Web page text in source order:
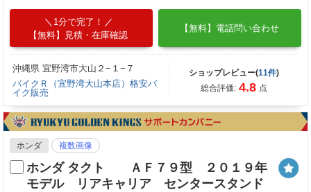
1分で完了！
【無料】見積・在庫確認
【無料】電話問い合わせ
沖縄県 宜野湾市大山２−１−７
バイクＲ（宜野湾大山本店）格安バ
イク販売
ショップレビュー(11件)
総合評価: 4.8 点
ホンダ 複数画像
ホンダ タクト ＡＦ７９型 ２０１９年
モデル リアキャリア センタースタンド